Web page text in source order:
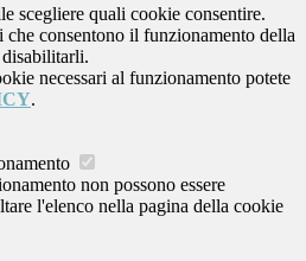
scegliere quali cookie consentire.
consentono il funzionamento della
necessari al funzionamento potete
.
non possono essere
l'elenco nella pagina della cookie